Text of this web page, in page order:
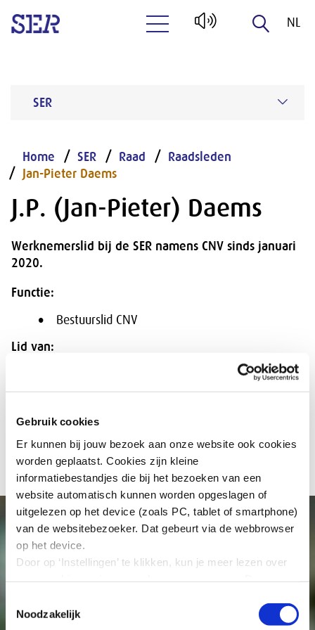
Gebruik cookies
Er kunnen bij jouw bezoek aan onze website ook cookies
worden geplaatst. Cookies zijn kleine
informatiebestandjes die bij het bezoeken van een
website automatisch kunnen worden opgeslagen of
uitgelezen op het device (zoals PC, tablet of smartphone)
van de websitebezoeker. Dat gebeurt via de webbrowser
op het device.
Door op ‘Instellingen’ te klikken, kun je meer lezen over
alle cookies zoals omschreven in onze cookieverklaring
Noodzakelijk
NL
SER
Home SER Raad
Raadsleden
Jan-Pieter Daems
J.P. (Jan-Pieter) Daems
Werknemerslid bij de SER namens CNV sinds januari
2020.
Functie:
Bestuurslid CNV
Lid van:
verdienvermogen
Uitvoeringscommissie Leven lang ontwikkelen
(LLO)